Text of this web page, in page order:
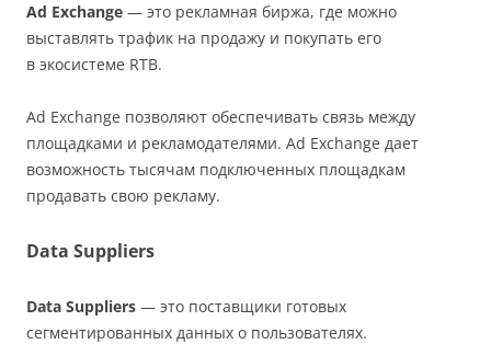
Ad Exchange — это рекламная биржа, где можно
выставлять трафик на продажу и покупать его
в экосистеме RTB.
Ad Exchange позволяют обеспечивать связь между
площадками и рекламодателями. Ad Exchange дает
возможность тысячам подключенных площадкам
продавать свою рекламу.
Data Suppliers
Data Suppliers — это поставщики готовых
сегментированных данных о пользователях.